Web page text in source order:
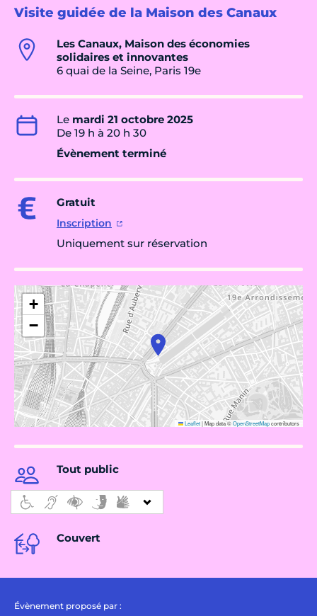
Visite guidée de la Maison des Canaux
Les Canaux, Maison des économies
solidaires et innovantes
6 quai de la Seine, Paris 19e
Le mardi 21 octobre 2025
De 19 h à 20 h 30
Évènement terminé
Gratuit
Inscription
Uniquement sur réservation
+
−
Leaflet|Map data ©OpenStreetMapcontributors
Tout public
Couvert
Évènement proposé par :